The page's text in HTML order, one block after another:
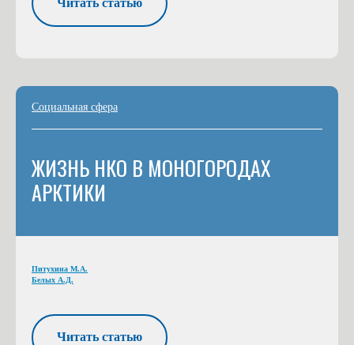
Социальная сфера
ЖИЗНЬ НКО В МОНОГОРОДАХ
АРКТИКИ
Питухина М.А.
Белых А.Д.
Читать статью